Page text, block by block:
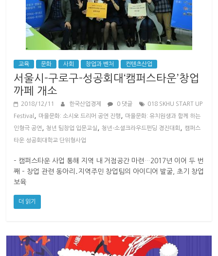
교육 문화 사회 창업과 벤처 컨텐츠산업
서울시-구로구-성공회대‘캠퍼스타운’창업
까페 개소
2018/12/11 한국산업경제 0 댓글 018 SKHU START UP
Festival 마을문화: 소시오 드리머 공연 진행 마을문화: 유치원생과 함께 하는
인형극 공연 ,청년 팀창업 입문교실 ,청년-소셜크라우드펀딩 경진대회 캠퍼스
타운 성공회대학교 단위형사업
– 캠퍼스타운 사업 통해 지역 내 거점공간 마련…2017년 이어 두 번
째 – 창업 관련 동아리․지역주민 창업팀의 아이디어 발굴, 초기 창업
보육
더 읽기